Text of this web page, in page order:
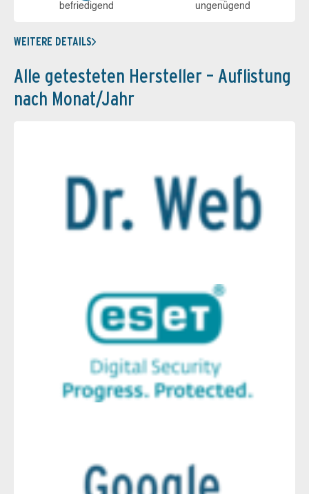
be­frie­di­gend un­ge­nü­gend
WEITERE DETAILS
Alle getesteten Hersteller – Auflistung
nach Monat/Jahr